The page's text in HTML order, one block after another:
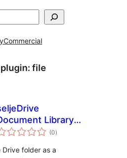
Commercial
file
Library
Google Drive
(0total
de
)
Drive folder as a